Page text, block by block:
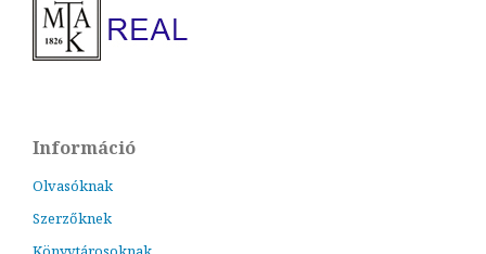
Információ
Olvasóknak
Szerzőknek